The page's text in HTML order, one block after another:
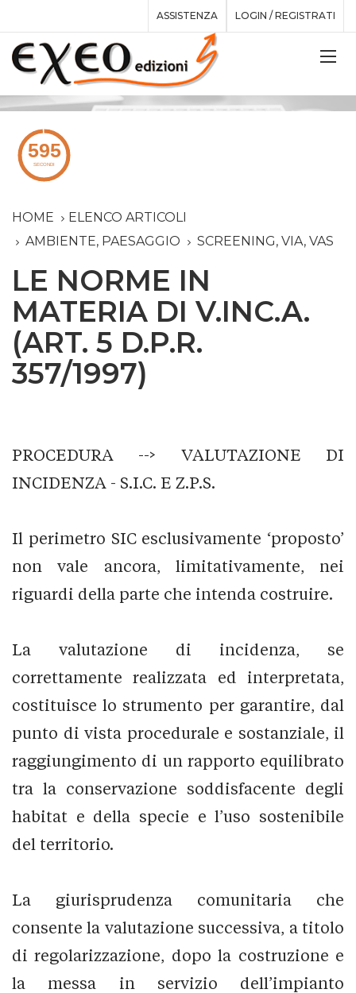
ASSISTENZA LOGIN / REGISTRATI
HOME
ELENCO ARTICOLI
AMBIENTE, PAESAGGIO
SCREENING, VIA, VAS
LE NORME IN
MATERIA DI V.INC.A.
(ART. 5 D.P.R.
357/1997)
PROCEDURA --> VALUTAZIONE DI
INCIDENZA - S.I.C. E Z.P.S.
Il perimetro SIC esclusivamente ‘proposto’
non vale ancora, limitativamente, nei
riguardi della parte che intenda costruire.
La valutazione di incidenza, se
correttamente realizzata ed interpretata,
costituisce lo strumento per garantire, dal
punto di vista procedurale e sostanziale, il
raggiungimento di un rapporto equilibrato
tra la conservazione soddisfacente degli
habitat e della specie e l’uso sostenibile
del territorio.
La giurisprudenza comunitaria che
consente la valutazione successiva, a titolo
di regolarizzazione, dopo la costruzione e
la messa in servizio dell’impianto